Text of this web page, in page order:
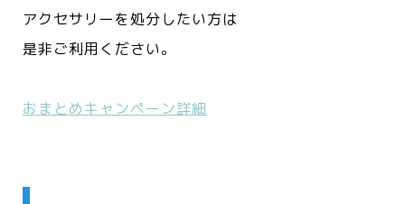
アクセサリーを処分したい方は
是非ご利用ください。
おまとめキャンペーン詳細